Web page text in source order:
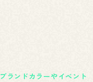
ブランドカラーやイベント